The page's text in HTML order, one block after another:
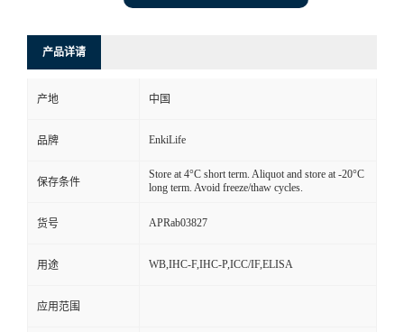
产品详请
产地 中国
品牌 EnkiLife
保存条件
Store at 4°C short term. Aliquot and store at -20°C
long term. Avoid freeze/thaw cycles.
货号 APRab03827
用途 WB,IHC-F,IHC-P,ICC/IF,ELISA
应用范围